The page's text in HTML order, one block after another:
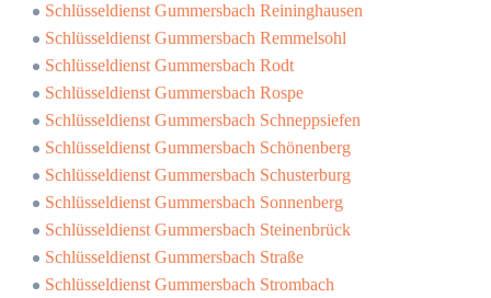
Schlüsseldienst Gummersbach Reininghausen
Schlüsseldienst Gummersbach Remmelsohl
Schlüsseldienst Gummersbach Rodt
Schlüsseldienst Gummersbach Rospe
Schlüsseldienst Gummersbach Schneppsiefen
Schlüsseldienst Gummersbach Schönenberg
Schlüsseldienst Gummersbach Schusterburg
Schlüsseldienst Gummersbach Sonnenberg
Schlüsseldienst Gummersbach Steinenbrück
Schlüsseldienst Gummersbach Straße
Schlüsseldienst Gummersbach Strombach